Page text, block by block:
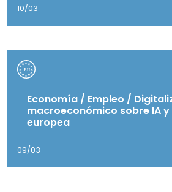
10/03
Economía / Empleo /
macroeconómico sobre IA
europea
09/03